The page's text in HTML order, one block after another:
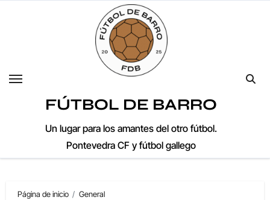
FÚTBOL DE BARRO
Un lugar para los amantes del otro fútbol.
Pontevedra CF y fútbol gallego
Página de inicio
General